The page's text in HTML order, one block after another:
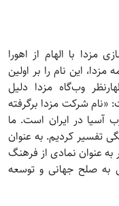
مزدا با الهام از اهورا
این نام را بر اولین
وب‌گاه مزدا دلیل
شرکت مزدا برگرفته
آسیا در ایران است. ما
تفسیر کردیم. به عنوان
عنوان نمادی از فرهنگ
به صلح جهانی و توسعه